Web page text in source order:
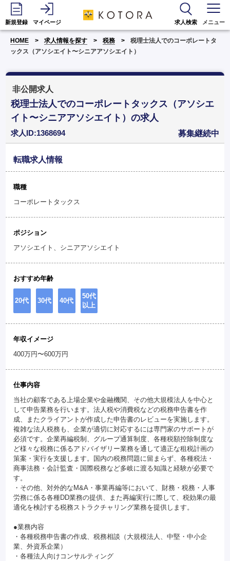
新規登録 マイページ 求人検索 メニュー
HOME 求人情報を探す 税務
税理士法人でのコーポレートタ
ックス（アソシエイト〜シニアアソシエイト）
非公開求人
税理士法人でのコーポレートタックス（アソシエ
イト〜シニアアソシエイト）の求人
求人ID:1368694 募集継続中
転職求人情報
職種
コーポレートタックス
ポジション
アソシエイト、シニアアソシエイト
おすすめ年齢
20代 30代 40代
50代
以上
年収イメージ
400万円〜600万円
仕事内容
当社の顧客である上場企業や金融機関、その他大規模法人を中心と
して申告業務を行います。法人税や消費税などの税務申告書を作
成、またクライアントが作成した申告書のレビューを実施します。
複雑な法人税務も、企業が適切に対応するには専門家のサポートが
必須です。企業再編税制、グループ通算制度、各種税額控除制度な
ど様々な税務に係るアドバイザリー業務を通して適正な租税計画の
策案・実行を支援します。国内の税務問題に留まらず、各種税法・
商事法務・会計監査・国際税務など多岐に渡る知識と経験が必要で
す。
・その他、対外的なM&A・事業再編等において、財務・税務・人事
労務に係る各種DD業務の提供、また再編実行に際して、税効果の最
適化を検討する税務ストラクチャリング業務を提供します。
●業務内容
・各種税務申告書の作成、税務相談（大規模法人、中堅・中小企
業、外資系企業）
・各種法人向けコンサルティング